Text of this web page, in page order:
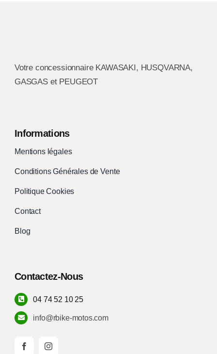
du
Votre concessionnaire KAWASAKI, HUSQVARNA,
GASGAS et PEUGEOT
Informations
Mentions légales
Conditions Générales de Vente
Politique Cookies
Contact
Blog
Contactez-Nous
04 74 52 10 25
info@rbike-motos.com